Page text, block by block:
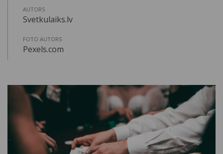
AUTORS
Svetkulaiks.lv
FOTO AUTORS
Pexels.com